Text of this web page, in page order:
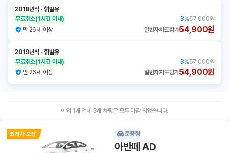
2018년식 ㆍ휘발유
무료취소(1시간 이내) 3%57,000원
만 26세 이상
일반자차포함가54,900원
2019년식 ㆍ휘발유
무료취소(1시간 이내) 3%57,000원
만 26세 이상
일반자차포함가54,900원
이외 1 개 업체 3개 차량은 모두 마감 되었습니다.
준중형
아반떼 AD